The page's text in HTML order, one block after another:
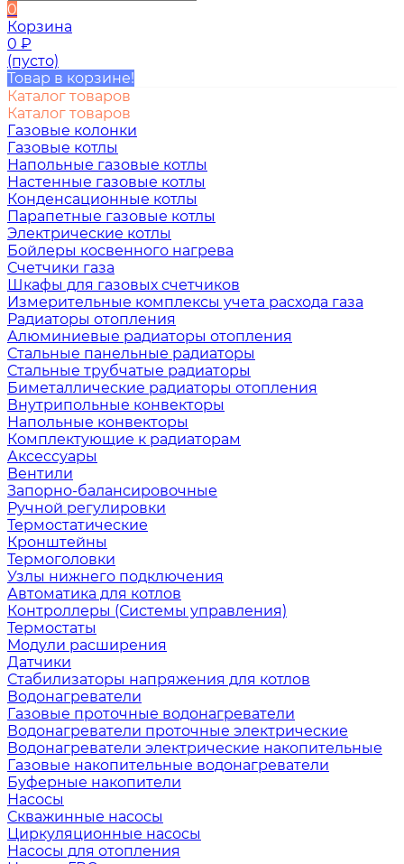
0
Корзина
0 ₽
(пусто)
Товар в корзине!
Каталог товаров
Каталог товаров
Газовые колонки
Газовые котлы
Напольные газовые котлы
Настенные газовые котлы
Конденсационные котлы
Парапетные газовые котлы
Электрические котлы
Бойлеры косвенного нагрева
Счетчики газа
Шкафы для газовых счетчиков
Измерительные комплексы учета расхода газа
Радиаторы отопления
Алюминиевые радиаторы отопления
Стальные панельные радиаторы
Стальные трубчатые радиаторы
Биметаллические радиаторы отопления
Внутрипольные конвекторы
Напольные конвекторы
Комплектующие к радиаторам
Аксессуары
Вентили
Запорно-балансировочные
Ручной регулировки
Термостатические
Кронштейны
Термоголовки
Узлы нижнего подключения
Автоматика для котлов
Контроллеры (Системы управления)
Термостаты
Модули расширения
Датчики
Стабилизаторы напряжения для котлов
Водонагреватели
Газовые проточные водонагреватели
Водонагреватели проточные электрические
Водонагреватели электрические накопительные
Газовые накопительные водонагреватели
Буферные накопители
Насосы
Скважинные насосы
Циркуляционные насосы
Насосы для отопления